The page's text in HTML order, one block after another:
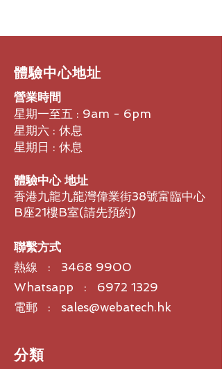
​體驗中心地址
營業時間
星期一至五 : 9am - 6pm
星期六 : 休息
星期日 : 休息
體驗中心 地址
香港九龍九龍灣偉業街38號富臨中心
B座21樓B室​(請先預約)
聯繫方式
熱線 : 3468 9900
Whatsapp : 6972 1329
電郵 : sales@webatech.hk
​分類